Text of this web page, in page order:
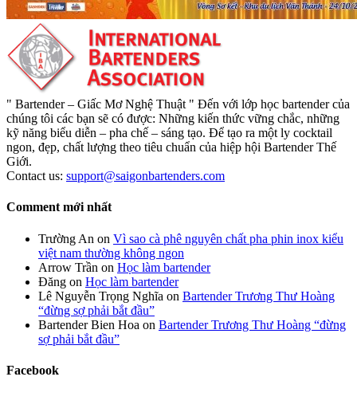
" Bartender – Giấc Mơ Nghệ Thuật " Đến với lớp học bartender của
chúng tôi các bạn sẽ có được: Những kiến thức vững chắc, những
kỹ năng biểu diễn – pha chế – sáng tạo. Để tạo ra một ly cocktail
ngon, đẹp, chất lượng theo tiêu chuẩn của hiệp hội Bartender Thế
Giới.
Contact us: support@saigonbartenders.com
Comment mới nhất
Trường An on Vì sao cà phê nguyên chất pha phin inox kiểu
việt nam thường không ngon
Arrow Trần on Học làm bartender
Đăng on Học làm bartender
Lê Nguyễn Trọng Nghĩa on Bartender Trương Thư Hoàng
“đừng sợ phải bắt đầu”
Bartender Bien Hoa on Bartender Trương Thư Hoàng “đừng
sợ phải bắt đầu”
Facebook